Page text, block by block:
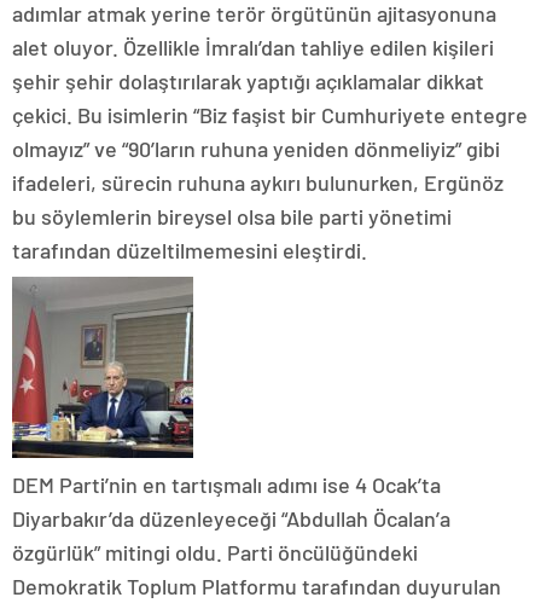
adımlar atmak yerine terör örgütünün ajitasyonuna
alet oluyor. Özellikle İmralı’dan tahliye edilen kişileri
şehir şehir dolaştırılarak yaptığı açıklamalar dikkat
çekici. Bu isimlerin “Biz faşist bir Cumhuriyete entegre
olmayız” ve “90’ların ruhuna yeniden dönmeliyiz” gibi
ifadeleri, sürecin ruhuna aykırı bulunurken, Ergünöz
bu söylemlerin bireysel olsa bile parti yönetimi
tarafından düzeltilmemesini eleştirdi.
DEM Parti’nin en tartışmalı adımı ise 4 Ocak’ta
Diyarbakır’da düzenleyeceği “Abdullah Öcalan’a
özgürlük” mitingi oldu. Parti öncülüğündeki
Demokratik Toplum Platformu tarafından duyurulan